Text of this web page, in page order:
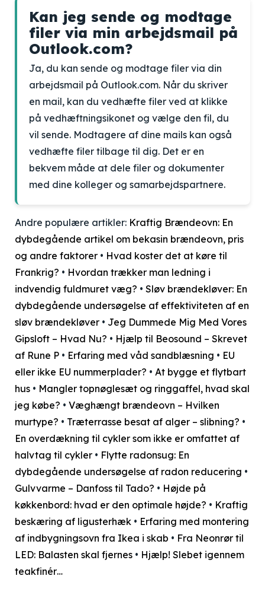
Kan jeg sende og modtage
filer via min arbejdsmail på
Outlook.com?
Ja, du kan sende og modtage filer via din
arbejdsmail på Outlook.com. Når du skriver
en mail, kan du vedhæfte filer ved at klikke
på vedhæftningsikonet og vælge den fil, du
vil sende. Modtagere af dine mails kan også
vedhæfte filer tilbage til dig. Det er en
bekvem måde at dele filer og dokumenter
med dine kolleger og samarbejdspartnere.
Andre populære artikler: Kraftig Brændeovn: En
dybdegående artikel om bekasin brændeovn, pris
og andre faktorer • Hvad koster det at køre til
Frankrig? • Hvordan trækker man ledning i
indvendig fuldmuret væg? • Sløv brændekløver: En
dybdegående undersøgelse af effektiviteten af en
sløv brændekløver • Jeg Dummede Mig Med Vores
Gipsloft – Hvad Nu? • Hjælp til Beosound – Skrevet
af Rune P • Erfaring med våd sandblæsning • EU
eller ikke EU nummerplader? • At bygge et flytbart
hus • Mangler topnøglesæt og ringgaffel, hvad skal
jeg købe? • Væghængt brændeovn – Hvilken
murtype? • Træterrasse besat af alger – slibning? •
En overdækning til cykler som ikke er omfattet af
halvtag til cykler • Flytte radonsug: En
dybdegående undersøgelse af radon reducering •
Gulvvarme – Danfoss til Tado? • Højde på
køkkenbord: hvad er den optimale højde? • Kraftig
beskæring af ligusterhæk • Erfaring med montering
af indbygningsovn fra Ikea i skab • Fra Neonrør til
LED: Balasten skal fjernes • Hjælp! Slebet igennem
teakfinér…